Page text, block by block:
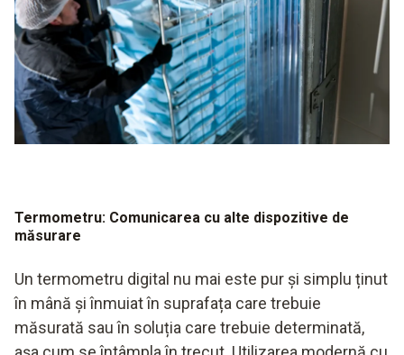
Termometru: Comunicarea cu alte dispozitive de
măsurare
Un termometru digital nu mai este pur și simplu ținut
în mână și înmuiat în suprafața care trebuie
măsurată sau în soluția care trebuie determinată,